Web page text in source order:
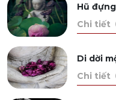
Hũ
Chi tiết
Di dời
Chi tiết